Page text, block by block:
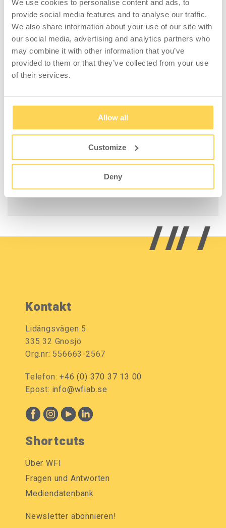
We use cookies to personalise content and ads, to
provide social media features and to analyse our traffic.
We also share information about your use of our site with
our social media, advertising and analytics partners who
may combine it with other information that you’ve
provided to them or that they’ve collected from your use
of their services.
Allow all
Customize
Deny
50.000 Stunden Lebensdauer. 3m Kabel mit
Stecker, Typ G (Commonwealth-Stecker). LED
beleuchtet gleichmäßig die Arbeitsfläche.
Hohe Farbstabilität.
Lichtstrom: 1700 Lumen
Leistung: 19 Watt
Gewicht: 2,0 kg
Auch mit stufenloser Dimmfunktion erhältlich.
Kontakt
Lidängsvägen 5
335 32 Gnosjö
Org.nr: 556663-2567
Telefon:+46 (0) 370 37 13 00
Epost: info@wfiab.se
Shortcuts
Über WFI
Fragen und Antworten
Mediendatenbank
Newsletter abonnieren!